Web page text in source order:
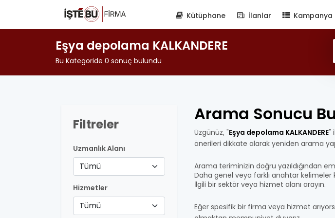
Kütüphane İlanlar Kampanya
Eşya depolama KALKANDERE
Bu Kategoride 0 sonuç bulundu
Filtreler
Uzmanlık Alanı
Tümü
Hizmetler
Tümü
Arama Sonucu
Üzgünüz, "Eşya depolama KALKANDERE"
önerileri dikkate alarak yeniden arama
Arama teriminizin doğru yazıldığından
Daha genel veya farklı anahtar kelimeler
İlgili bir sektör veya hizmet alanı arayın.
Eğer spesifik bir firma veya hizmet